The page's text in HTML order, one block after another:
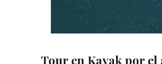
Tour en Kayak por